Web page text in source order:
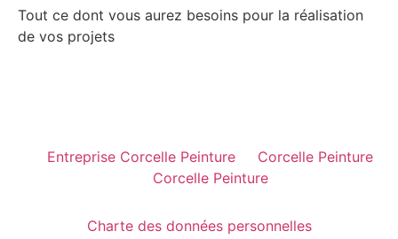
Tout ce dont vous aurez besoins pour la réalisation
de vos projets
Entreprise Corcelle Peinture
Corcelle Peinture
Corcelle Peinture
Charte des données personnelles